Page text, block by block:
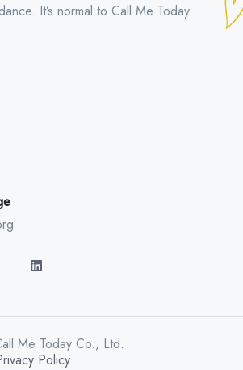
It’s normal to Call Me Today.
Me Today Co., Ltd.
Policy